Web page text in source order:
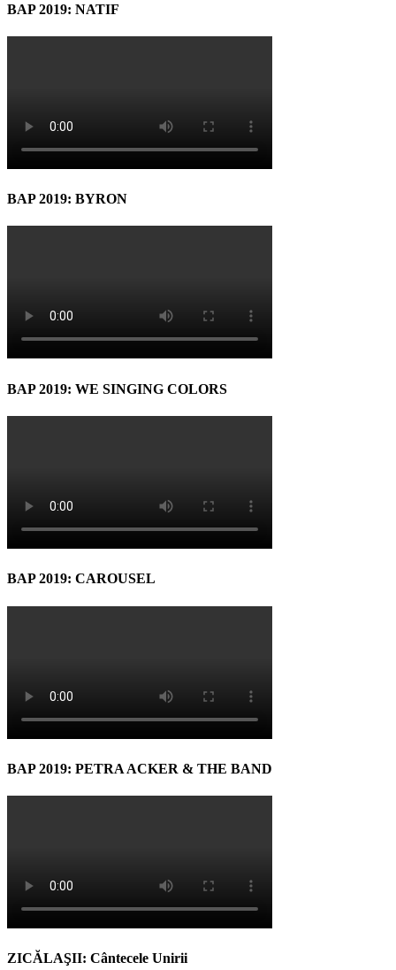
BAP 2019: NATIF
BAP 2019: BYRON
BAP 2019: WE SINGING COLORS
BAP 2019: CAROUSEL
BAP 2019: PETRA ACKER & THE BAND
ZICĂLAŞII: Cântecele Unirii